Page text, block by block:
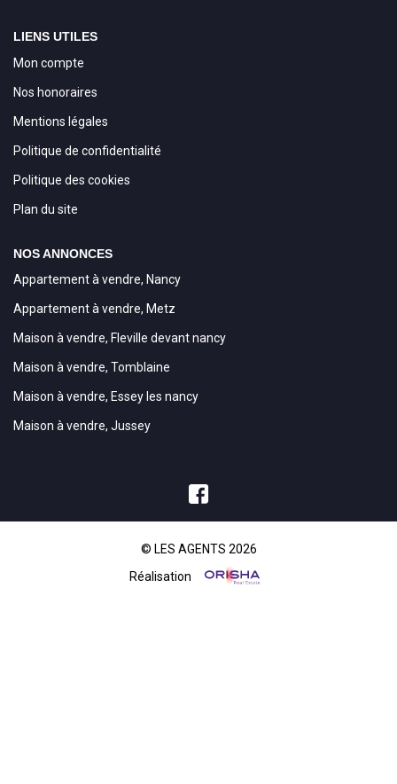
LIENS UTILES
Mon compte
Nos honoraires
Mentions légales
Politique de confidentialité
Politique des cookies
Plan du site
NOS ANNONCES
Appartement à vendre, Nancy
Appartement à vendre, Metz
Maison à vendre, Fleville devant nancy
Maison à vendre, Tomblaine
Maison à vendre, Essey les nancy
Maison à vendre, Jussey
© LES AGENTS 2026
Réalisation